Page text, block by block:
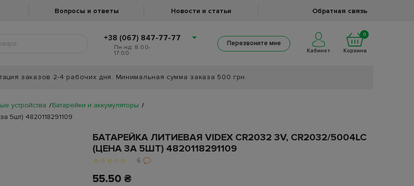
Вопросы и ответы Новости и статьи Обратная связь
+38 (067) 847-77-77
Пн-нд: 8:00-
17:00.
Перезвоните мне
Кабинет
0
Корзина
заказов 2-4 рабочих дня. Минимальная сумма заказа 500 грн.
устройства
Батарейки и аккумуляторы
5шт) 4820118291109
БАТАРЕЙКА ЛИТИЕВАЯ VIDEX CR2032 3V, CR2032/5004LC
(ЦЕНА ЗА 5ШТ) 4820118291109
6
55.50 ₴